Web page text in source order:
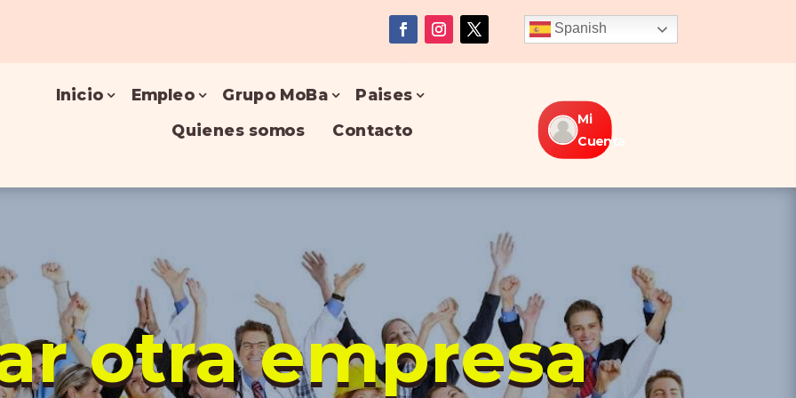
Spanish
Inicio Empleo Grupo MoBa
Paises
Quienes somos
Contacto
Mi
Cuenta
otra empresa